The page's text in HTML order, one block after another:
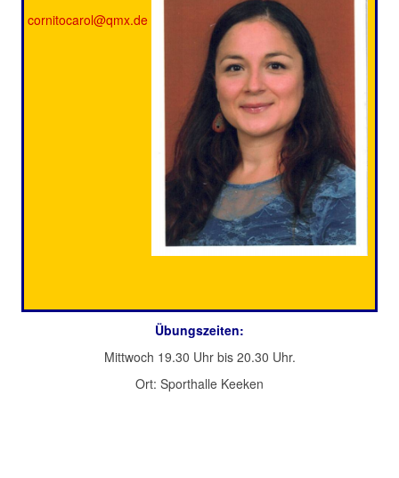
cornitocarol@qmx.de
Übungszeiten:
Mittwoch 19.30 Uhr bis 20.30 Uhr.
Ort: Sporthalle Keeken